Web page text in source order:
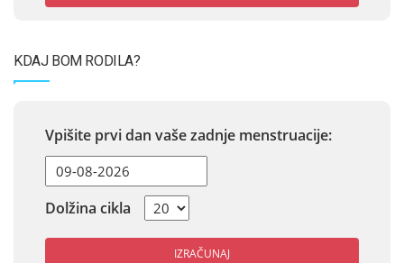
KDAJ BOM RODILA?
Vpišite prvi dan vaše zadnje menstruacije:
Dolžina cikla
IZRAČUNAJ